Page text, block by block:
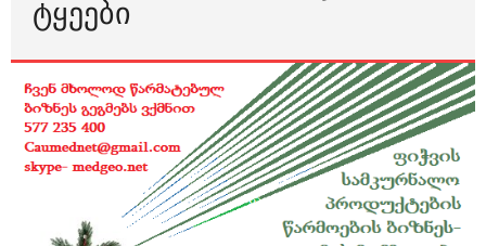
ᲢᲧᲔᲔᲑᲘ